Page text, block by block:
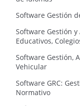
Software Gestión
Software Gestión
Educativos,
Software Gestión,
Vehicular
Software GRC:
Normativo